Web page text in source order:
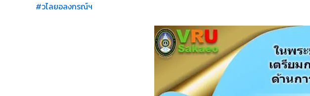
#วไลยอลงกรณ์ฯ